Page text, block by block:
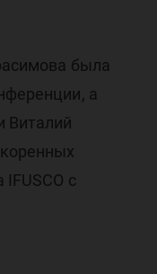
была
а
Виталий
с